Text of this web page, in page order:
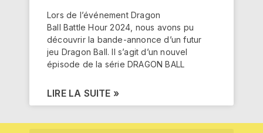
Lors de l’événement Dragon
Ball Battle Hour 2024, nous avons pu
découvrir la bande-annonce d’un futur
jeu Dragon Ball. Il s’agit d’un nouvel
épisode de la série DRAGON BALL
LIRE LA SUITE »